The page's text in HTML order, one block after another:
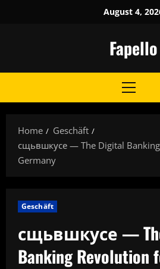
August 4,
Fapello
Primary
Home
Geschäft
сщьвшкусе — The Digital
Germany
Geschäft
сщьвшкусе —
Banking Revolution